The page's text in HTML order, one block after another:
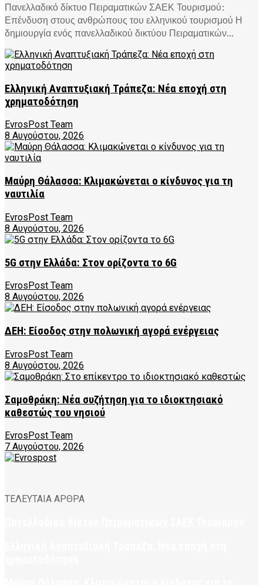
Πανελλαδικό δίκτυο Πειραματικών ΣΑΕΚ Τουρισμού:
Επένδυση στους ανθρώπους του ελληνικού τουρισμού Η
δημιουργία ενός πανελλαδικού δικτύου Πειραματικών...
Ελληνική Αναπτυξιακή Τράπεζα: Νέα εποχή στη
χρηματοδότηση
EvrosPost Team
8 Αυγούστου, 2026
Μαύρη Θάλασσα: Κλιμακώνεται ο κίνδυνος για τη
ναυτιλία
EvrosPost Team
8 Αυγούστου, 2026
5G στην Ελλάδα: Στον ορίζοντα το 6G
EvrosPost Team
8 Αυγούστου, 2026
ΔΕΗ: Είσοδος στην πολωνική αγορά ενέργειας
EvrosPost Team
8 Αυγούστου, 2026
Σαμοθράκη: Νέα συζήτηση για το ιδιοκτησιακό
καθεστώς του νησιού
EvrosPost Team
7 Αυγούστου, 2026
ΤΕΛΕΥΤΑΙΑ ΑΡΘΡΑ